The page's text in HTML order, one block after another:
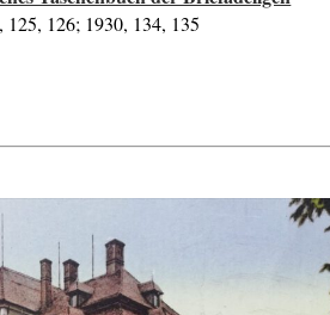
125, 126; 1930, 134, 135